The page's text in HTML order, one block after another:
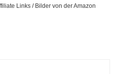
Links / Bilder von der Amazon